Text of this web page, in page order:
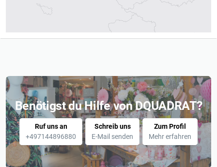
Benötigst du Hilfe von DQUADRAT?
Ruf uns an
+497144896880
Schreib uns
E-Mail senden
Zum Profil
Mehr erfahren